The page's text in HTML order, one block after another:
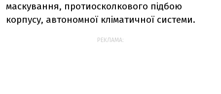
маскування, протиосколкового підбою
корпусу, автономної кліматичної системи.
РЕКЛАМА: